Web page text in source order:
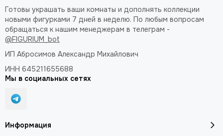
Информация
Готовы украшать ваши комнаты и дополнять коллекции
новыми фигурками 7 дней в неделю. По любым вопросам
обращаться к нашим менеджерам в телеграм -
@FIGURIUM_bot
ИП Абросимов Александр Михайлович
ИНН 645211655688
Мы в социальных сетях